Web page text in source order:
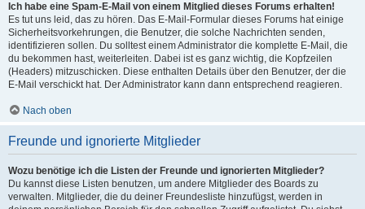
Ich habe eine Spam-E-Mail von einem Mitglied dieses Forums erhalten!
Es tut uns leid, das zu hören. Das E-Mail-Formular dieses Forums hat einige
Sicherheitsvorkehrungen, die Benutzer, die solche Nachrichten senden,
identifizieren sollen. Du solltest einem Administrator die komplette E-Mail, die
du bekommen hast, weiterleiten. Dabei ist es ganz wichtig, die Kopfzeilen
(Headers) mitzuschicken. Diese enthalten Details über den Benutzer, der die
E-Mail verschickt hat. Der Administrator kann dann entsprechend reagieren.
Nach oben
Freunde und ignorierte Mitglieder
Wozu benötige ich die Listen der Freunde und ignorierten Mitglieder?
Du kannst diese Listen benutzen, um andere Mitglieder des Boards zu
verwalten. Mitglieder, die du deiner Freundesliste hinzufügst, werden in